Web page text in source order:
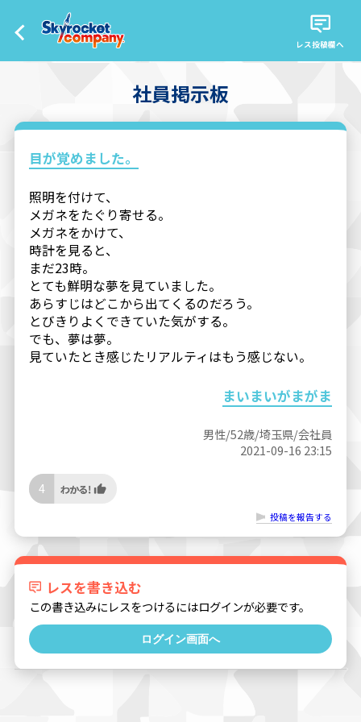
レス投稿欄へ
社員掲示板
目が覚めました。
照明を付けて、
メガネをたぐり寄せる。
メガネをかけて、
時計を見ると、
まだ23時。
とても鮮明な夢を見ていました。
あらすじはどこから出てくるのだろう。
とびきりよくできていた気がする。
でも、夢は夢。
見ていたとき感じたリアルティはもう感じない。
まいまいがまがま
男性/52歳/埼玉県/会社員
2021-09-16 23:15
4
投稿を報告する
レスを書き込む
この書き込みにレスをつけるにはログインが必要です。
ログイン画面へ